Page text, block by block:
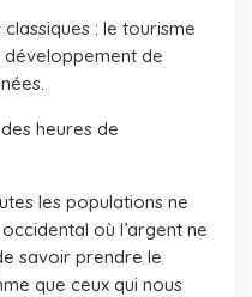
: le tourisme
de
heures de
les populations ne
où l’argent ne
savoir prendre le
que ceux qui nous